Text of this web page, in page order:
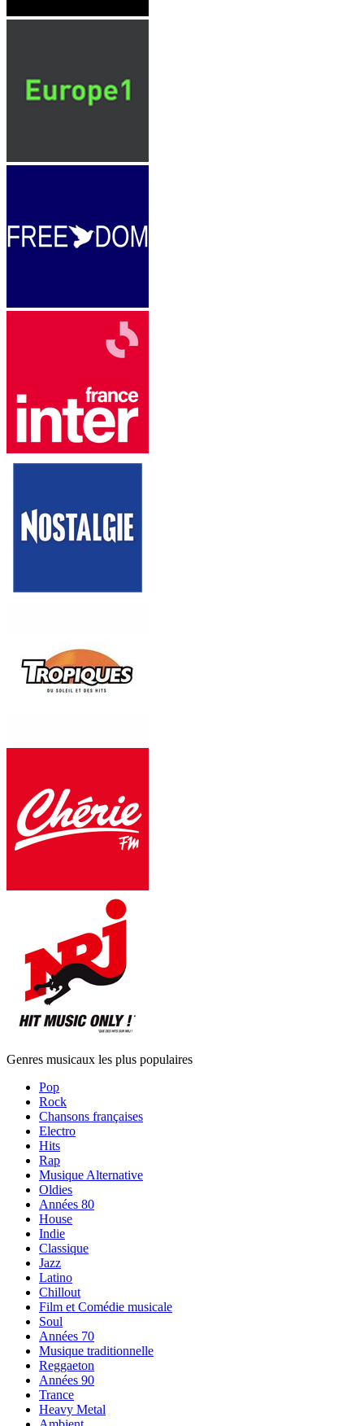
Genres musicaux les plus populaires
Pop
Rock
Chansons françaises
Electro
Hits
Rap
Musique Alternative
Oldies
Années 80
House
Indie
Classique
Jazz
Latino
Chillout
Film et Comédie musicale
Soul
Années 70
Musique traditionnelle
Reggaeton
Années 90
Trance
Heavy Metal